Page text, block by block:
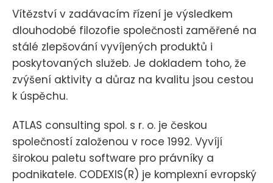
Vítězství v zadávacím řízení je výsledkem
dlouhodobé filozofie společnosti zaměřené na
stálé zlepšování vyvíjených produktů i
poskytovaných služeb. Je dokladem toho, že
zvýšení aktivity a důraz na kvalitu jsou cestou
k úspěchu.
ATLAS consulting spol. s r. o. je českou
společností založenou v roce 1992. Vyvíjí
širokou paletu software pro právníky a
podnikatele. CODEXIS(R) je komplexní evropský